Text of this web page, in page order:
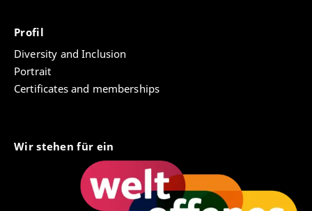
Profil
Diversity and Inclusion
Portrait
Certificates and memberships
Wir stehen für ein